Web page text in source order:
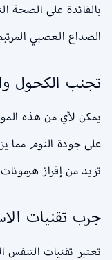
بالفائدة على الصحة
الصداع العصبي
تجنب الكحول
يمكن لأي من هذه
على جودة النوم مما
تزيد من إفراز هرمونات
جرب تقنيات
تعتبر تقنيات التنفس